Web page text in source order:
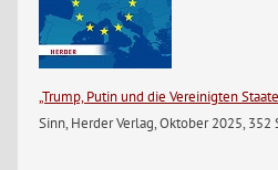
„Trump, Putin und die Vereinigten
Sinn, Herder Verlag, Oktober 2025, 352